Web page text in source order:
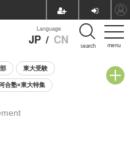
menu
Language
JP / CN search
東大受験
合塾×東大特集
・相談会